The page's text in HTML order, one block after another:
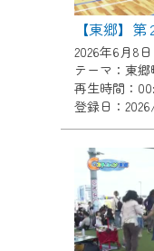
2026年6月8
テーマ：東
再生時間：
登録日：